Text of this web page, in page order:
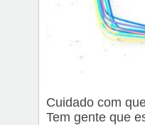
Cuidado com
Tem gente que